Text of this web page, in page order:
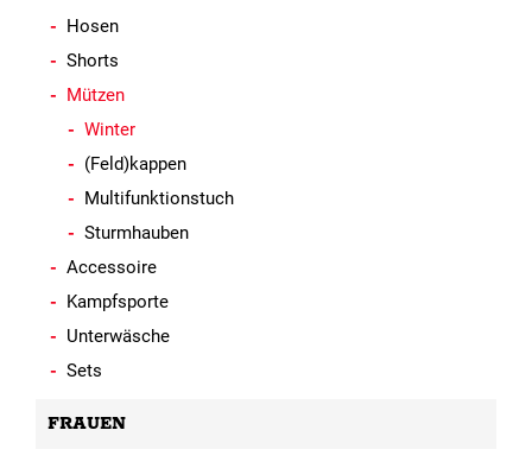
Hosen
Shorts
Mützen
Winter
(Feld)kappen
Multifunktionstuch
Sturmhauben
Accessoire
Kampfsporte
Unterwäsche
Sets
FRAUEN